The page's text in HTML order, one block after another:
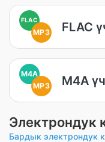
FLAC
MP3 FLAC
M4A
MP3
M4A
Электрондук
Бардык электрондук